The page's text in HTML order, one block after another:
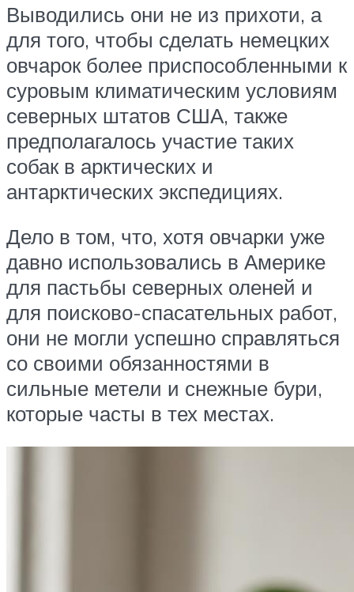
Выводились они не из прихоти, а
для того, чтобы сделать немецких
овчарок более приспособленными к
суровым климатическим условиям
северных штатов США, также
предполагалось участие таких
собак в арктических и
антарктических экспедициях.
Дело в том, что, хотя овчарки уже
давно использовались в Америке
для пастьбы северных оленей и
для поисково-спасательных работ,
они не могли успешно справляться
со своими обязанностями в
сильные метели и снежные бури,
которые часты в тех местах.